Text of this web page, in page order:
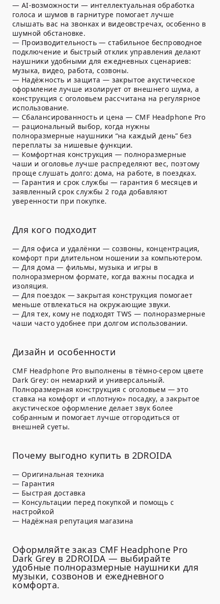
— AI-возможности — интеллектуальная обработка
голоса и шумов в гарнитуре помогает лучше
слышать вас на звонках и видеовстречах, особенно в
шумной обстановке.
— Производительность — стабильное беспроводное
подключение и быстрый отклик управления делают
наушники удобными для ежедневных сценариев:
музыка, видео, работа, созвоны.
— Надёжность и защита — закрытое акустическое
оформление лучше изолирует от внешнего шума, а
конструкция с оголовьем рассчитана на регулярное
использование.
— Сбалансированность и цена — CMF Headphone Pro
— рациональный выбор, когда нужны
полноразмерные наушники “на каждый день” без
переплаты за нишевые функции.
— Комфортная конструкция — полноразмерные
чаши и оголовье лучше распределяют вес, поэтому
проще слушать долго: дома, на работе, в поездках.
— Гарантия и срок службы — гарантия 6 месяцев и
заявленный срок службы 2 года добавляют
уверенности при покупке.
Для кого подходит
— Для офиса и удалёнки — созвоны, концентрация,
комфорт при длительном ношении за компьютером.
— Для дома — фильмы, музыка и игры в
полноразмерном формате, когда важны посадка и
изоляция.
— Для поездок — закрытая конструкция помогает
меньше отвлекаться на окружающие звуки.
— Для тех, кому не подходят TWS — полноразмерные
чаши часто удобнее при долгом использовании.
Дизайн и особенности
CMF Headphone Pro выполнены в тёмно-сером цвете
Dark Grey: он немаркий и универсальный.
Полноразмерная конструкция с оголовьем — это
ставка на комфорт и «плотную» посадку, а закрытое
акустическое оформление делает звук более
собранным и помогает лучше отгородиться от
внешней суеты.
Почему выгодно купить в 2DROIDA
— Оригинальная техника
— Гарантия
— Быстрая доставка
— Консультации перед покупкой и помощь с
настройкой
— Надёжная репутация магазина
Оформляйте заказ CMF Headphone Pro
Dark Grey в 2DROIDA — выбирайте
удобные полноразмерные наушники для
музыки, созвонов и ежедневного
комфорта.